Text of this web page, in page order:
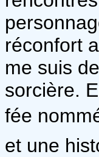
réconfort
me suis
sorcière.
fée
et une